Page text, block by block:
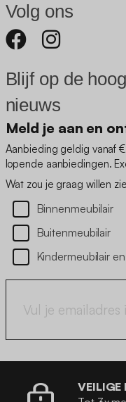
Volg ons
Blijf op de
nieuws
Meld je aan en
Aanbieding geldig vanaf
lopende aanbiedingen.
Wat zou je graag willen
Binnenmeubilair
Buitenmeubilair
Kindermeubilair
VEILIGE